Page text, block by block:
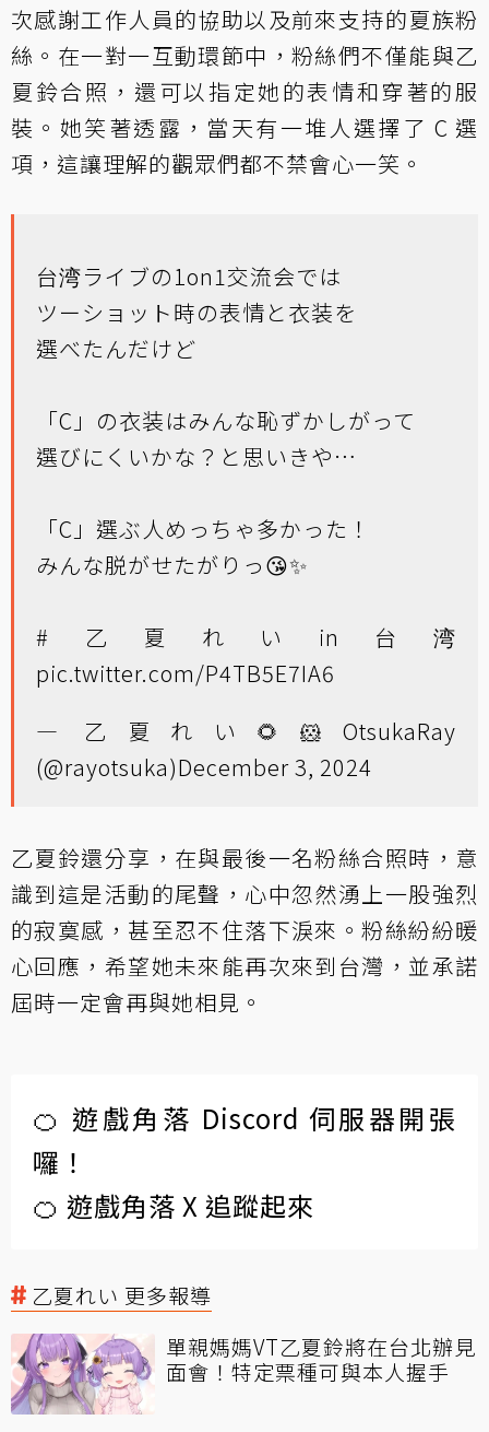
次感謝工作人員的協助以及前來支持的夏族粉
絲。在一對一互動環節中，粉絲們不僅能與乙
夏鈴合照，還可以指定她的表情和穿著的服
裝。她笑著透露，當天有一堆人選擇了 C 選
項，這讓理解的觀眾們都不禁會心一笑。
台湾ライブの1on1交流会では
ツーショット時の表情と衣装を
選べたんだけど
「C」の衣装はみんな恥ずかしがって
選びにくいかな？と思いきや…
「C」選ぶ人めっちゃ多かった！
みんな脱がせたがりっ😘✨️
#乙夏れいin台湾
pic.twitter.com/P4TB5E7IA6
— 乙夏れい🌻🐹OtsukaRay
(@rayotsuka)December 3, 2024
乙夏鈴還分享，在與最後一名粉絲合照時，意
識到這是活動的尾聲，心中忽然湧上一股強烈
的寂寞感，甚至忍不住落下淚來。粉絲紛紛暖
心回應，希望她未來能再次來到台灣，並承諾
屆時一定會再與她相見。
🍊 遊戲角落 Discord 伺服器開張
囉！
🍊 遊戲角落 X 追蹤起來
乙夏れい 更多報導
單親媽媽VT乙夏鈴將在台北辦見
面會！特定票種可與本人握手